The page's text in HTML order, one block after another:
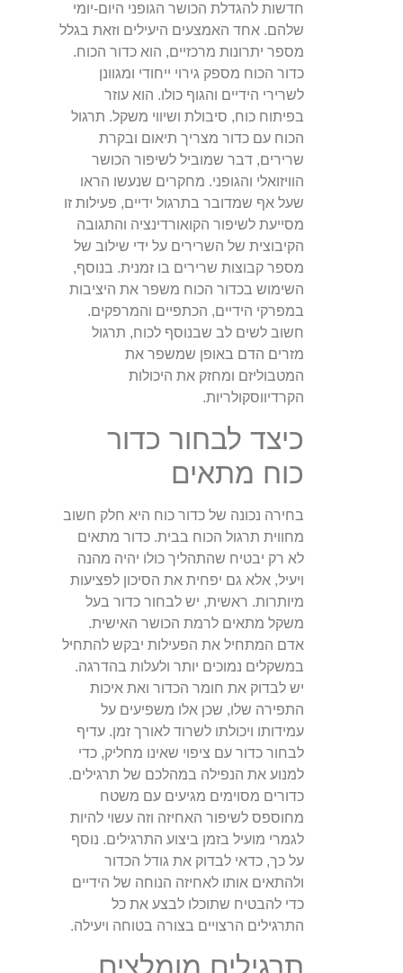
חדשות להגדלת הכושר הגופני היום-יומי
שלהם. אחד האמצעים היעילים וזאת בגלל
מספר יתרונות מרכזיים, הוא כדור הכוח.
כדור הכוח מספק גירוי ייחודי ומגוונן
לשרירי הידיים והגוף כולו. הוא עוזר
בפיתוח כוח, סיבולת ושיווי משקל. תרגול
הכוח עם כדור מצריך תיאום ובקרת
שרירים, דבר שמוביל לשיפור הכושר
הוויזואלי והגופני. מחקרים שנעשו הראו
שעל אף שמדובר בתרגול ידיים, פעילות זו
מסייעת לשיפור הקואורדינציה והתגובה
הקיבוצית של השרירים על ידי שילוב של
מספר קבוצות שרירים בו זמנית. בנוסף,
השימוש בכדור הכוח משפר את היציבות
במפרקי הידיים, הכתפיים והמרפקים.
חשוב לשים לב שבנוסף לכוח, תרגול
מזרים הדם באופן שמשפר את
המטבוליזם ומחזק את היכולות
הקרדיווסקולריות.
כיצד לבחור כדור
כוח מתאים
בחירה נכונה של כדור כוח היא חלק חשוב
מחווית תרגול הכוח בבית. כדור מתאים
לא רק יבטיח שהתהליך כולו יהיה מהנה
ויעיל, אלא גם יפחית את הסיכון לפציעות
מיותרות. ראשית, יש לבחור כדור בעל
משקל מתאים לרמת הכושר האישית.
אדם המתחיל את הפעילות יבקש להתחיל
במשקלים נמוכים יותר ולעלות בהדרגה.
יש לבדוק את חומר הכדור ואת איכות
התפירה שלו, שכן אלו משפיעים על
עמידותו ויכולתו לשרוד לאורך זמן. עדיף
לבחור כדור עם ציפוי שאינו מחליק, כדי
למנוע את הנפילה במהלכם של תרגילים.
כדורים מסוימים מגיעים עם משטח
מחוספס לשיפור האחיזה וזה עשוי להיות
לגמרי מועיל בזמן ביצוע התרגילים. נוסף
על כך, כדאי לבדוק את גודל הכדור
ולהתאים אותו לאחיזה הנוחה של הידיים
כדי להבטיח שתוכלו לבצע את כל
התרגילים הרצויים בצורה בטוחה ויעילה.